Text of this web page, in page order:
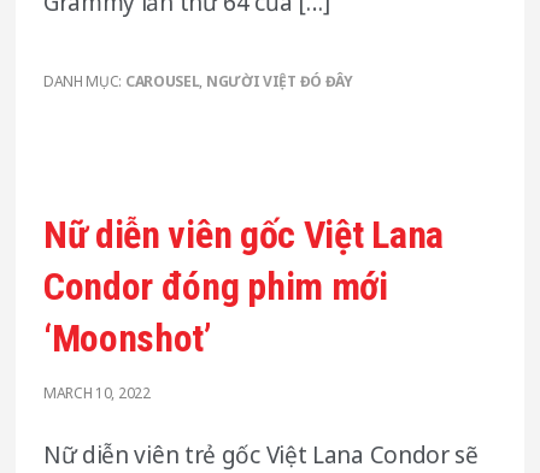
DANH MỤC: CAROUSEL, NGƯỜI VIỆT ĐÓ ĐÂY
Nữ diễn viên gốc Việt Lana
Condor đóng phim mới
‘Moonshot’
MARCH 10, 2022
Nữ diễn viên trẻ gốc Việt Lana Condor sẽ